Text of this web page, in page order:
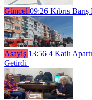
Güncel 09:26 Kıbrıs
Asayiş 13:56 4 Katlı
Getirdi